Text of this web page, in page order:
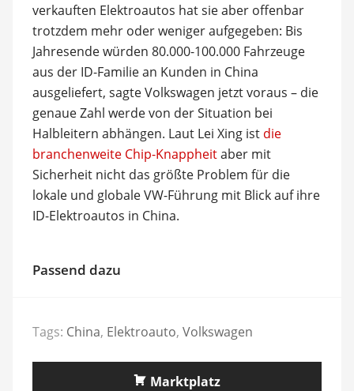
verkauften Elektroautos hat sie aber offenbar
trotzdem mehr oder weniger aufgegeben: Bis
Jahresende würden 80.000-100.000 Fahrzeuge
aus der ID-Familie an Kunden in China
ausgeliefert, sagte Volkswagen jetzt voraus – die
genaue Zahl werde von der Situation bei
Halbleitern abhängen. Laut Lei Xing ist die
branchenweite Chip-Knappheitaber mit
Sicherheit nicht das größte Problem für die
lokale und globale VW-Führung mit Blick auf ihre
ID-Elektroautos in China.
Passend dazu
Tags: China, Elektroauto, Volkswagen
Marktplatz